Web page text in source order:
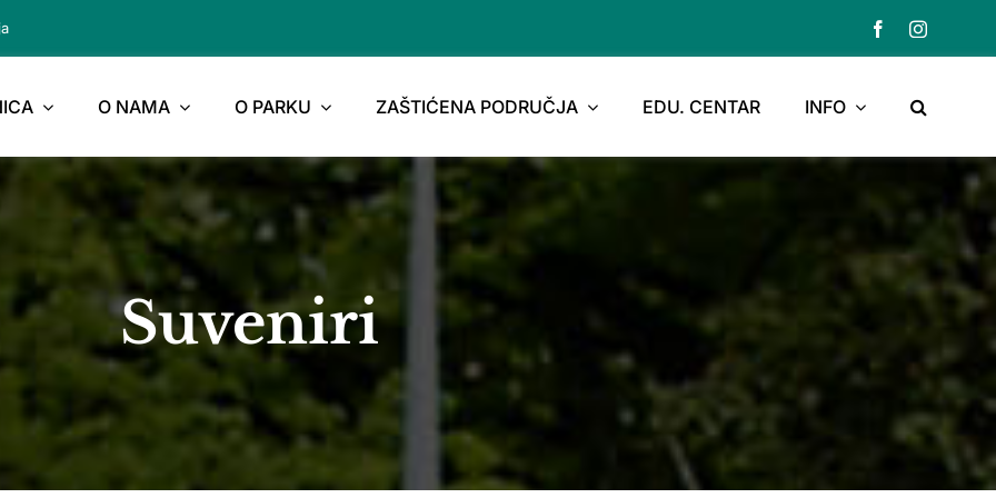
O NAMA O PARKU ZAŠTIĆENA PODRUČJA EDU. CENTAR INFO
Suveniri